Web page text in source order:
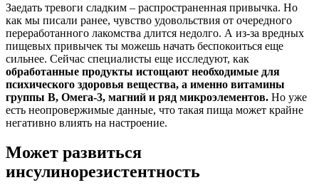
Заедать тревоги сладким – распространенная привычка. Но
как мы писали ранее, чувство удовольствия от очередного
переработанного лакомства длится недолго. А из-за вредных
пищевых привычек ты можешь начать беспокоиться еще
сильнее. Сейчас специалисты еще исследуют, как
обработанные продукты истощают необходимые для
психического здоровья вещества, а именно витамины
группы В, Омега-3, магний и ряд микроэлементов. Но уже
есть неопровержимые данные, что такая пища может крайне
негативно влиять на настроение.
Может развиться
инсулинорезистентность